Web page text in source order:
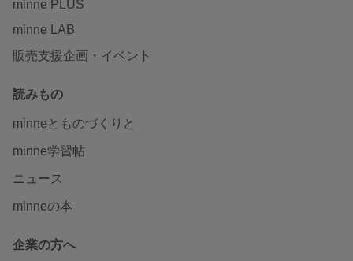
minne PLUS
minne LAB
販売支援企画・イベント
読みもの
minneとものづくりと
minne学習帖
ニュース
minneの本
企業の方へ